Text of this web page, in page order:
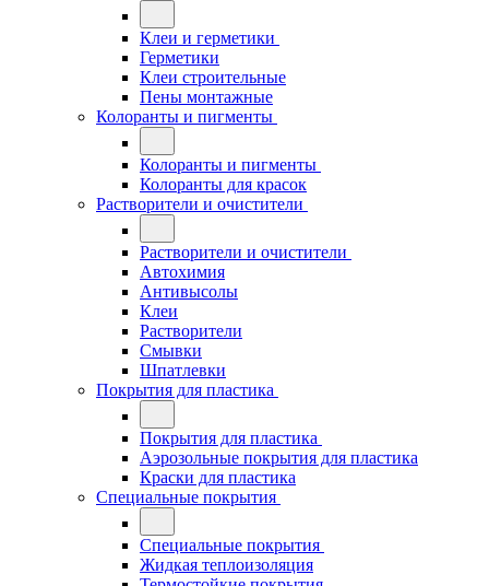
Клеи и герметики
Герметики
Клеи строительные
Пены монтажные
Колоранты и пигменты
Колоранты и пигменты
Колоранты для красок
Растворители и очистители
Растворители и очистители
Автохимия
Антивысолы
Клеи
Растворители
Смывки
Шпатлевки
Покрытия для пластика
Покрытия для пластика
Аэрозольные покрытия для пластика
Краски для пластика
Специальные покрытия
Специальные покрытия
Жидкая теплоизоляция